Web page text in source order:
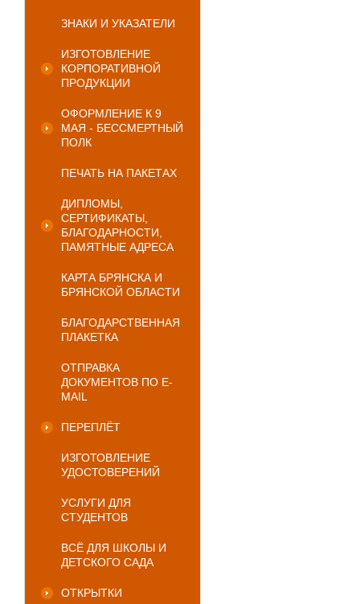
ЗНАКИ И УКАЗАТЕЛИ
ИЗГОТОВЛЕНИЕ
КОРПОРАТИВНОЙ
ПРОДУКЦИИ
ОФОРМЛЕНИЕ К 9
МАЯ - БЕССМЕРТНЫЙ
ПОЛК
ПЕЧАТЬ НА ПАКЕТАХ
ДИПЛОМЫ,
СЕРТИФИКАТЫ,
БЛАГОДАРНОСТИ,
ПАМЯТНЫЕ АДРЕСА
КАРТА БРЯНСКА И
БРЯНСКОЙ ОБЛАСТИ
БЛАГОДАРСТВЕННАЯ
ПЛАКЕТКА
ОТПРАВКА
ДОКУМЕНТОВ ПО E-
MAIL
ПЕРЕПЛЁТ
ИЗГОТОВЛЕНИЕ
УДОСТОВЕРЕНИЙ
УСЛУГИ ДЛЯ
СТУДЕНТОВ
ВСЁ ДЛЯ ШКОЛЫ И
ДЕТСКОГО САДА
ОТКРЫТКИ